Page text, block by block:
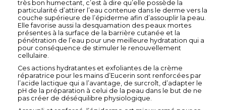
très bon humectant, c’est à dire qu’elle possède la
particularité d’attirer l’eau contenue dans le derme vers la
couche supérieure de l’épiderme afin d’assouplir la peau.
Elle favorise aussi la desquamation des peaux mortes
présentes à la surface de la barrière cutanée et la
pénétration de l’eau pour une meilleure hydratation qui a
pour conséquence de stimuler le renouvellement
cellulaire.
Ces actions hydratantes et exfoliantes de la crème
réparatrice pour les mains d’Eucerin sont renforcées par
l’acide lactique qui a l’avantage, de surcroît, d’adapter le
pH de la préparation à celui de la peau dans le but de ne
pas créer de déséquilibre physiologique.